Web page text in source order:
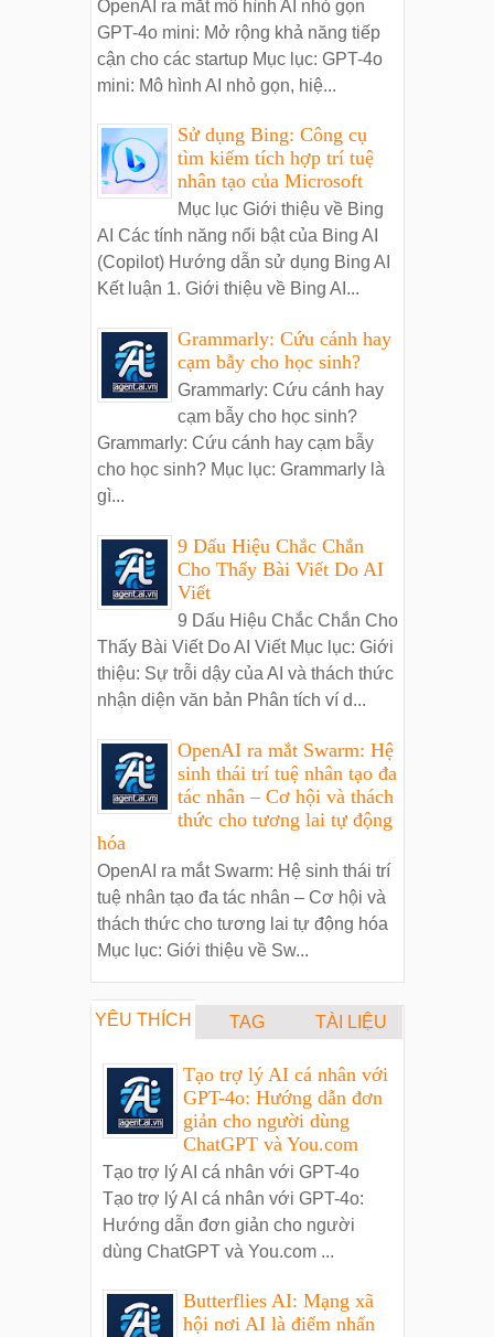
OpenAI ra mắt mô hình AI nhỏ gọn
GPT-4o mini: Mở rộng khả năng tiếp
cận cho các startup Mục lục: GPT-4o
mini: Mô hình AI nhỏ gọn, hiệ...
Sử dụng Bing: Công cụ
tìm kiếm tích hợp trí tuệ
nhân tạo của Microsoft
Mục lục Giới thiệu về Bing
AI Các tính năng nổi bật của Bing AI
(Copilot) Hướng dẫn sử dụng Bing AI
Kết luận 1. Giới thiệu về Bing AI...
Grammarly: Cứu cánh hay
cạm bẫy cho học sinh?
Grammarly: Cứu cánh hay
cạm bẫy cho học sinh?
Grammarly: Cứu cánh hay cạm bẫy
cho học sinh? Mục lục: Grammarly là
gì...
9 Dấu Hiệu Chắc Chắn
Cho Thấy Bài Viết Do AI
Viết
9 Dấu Hiệu Chắc Chắn Cho
Thấy Bài Viết Do AI Viết Mục lục: Giới
thiệu: Sự trỗi dậy của AI và thách thức
nhận diện văn bản Phân tích ví d...
OpenAI ra mắt Swarm: Hệ
sinh thái trí tuệ nhân tạo đa
tác nhân – Cơ hội và thách
thức cho tương lai tự động
hóa
OpenAI ra mắt Swarm: Hệ sinh thái trí
tuệ nhân tạo đa tác nhân – Cơ hội và
thách thức cho tương lai tự động hóa
Mục lục: Giới thiệu về Sw...
YÊU THÍCH TAG TÀI LIỆU
Tạo trợ lý AI cá nhân với
GPT-4o: Hướng dẫn đơn
giản cho người dùng
ChatGPT và You.com
Tạo trợ lý AI cá nhân với GPT-4o
Tạo trợ lý AI cá nhân với GPT-4o:
Hướng dẫn đơn giản cho người
dùng ChatGPT và You.com ...
Butterflies AI: Mạng xã
hội nơi AI là điểm nhấn